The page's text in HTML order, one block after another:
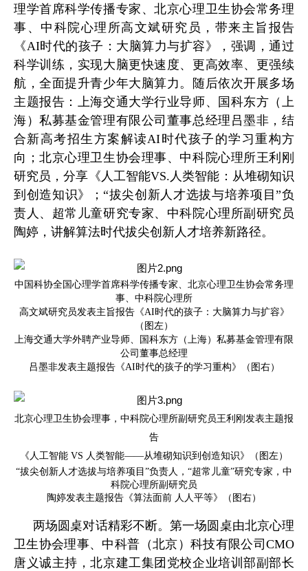
理学首席科学传播专家、北京心理卫生协会常务理
事、中科院心理所高文斌研究员，带来主旨报告
《AI时代的孩子：大脑算力与扩容》，强调，通过
科学训练，实现大脑更快速度、更高效率、更强续
航，全面提升青少年大脑算力。随后依次开展多场
主题报告：上海交通大学行业导师、国科东方（上
海）私募基金管理有限公司董事总经理吕墨非，结
合新高考招生方案解读AI时代孩子的学习重构方
向；北京心理卫生协会理事、中科院心理所王利刚
研究员，分享《人工智能VS.人类智能：从堆砌知识
到创造知识》；“拔尖创新人才选拔与培养项目”负
责人、超常儿童研究专家、中科院心理所副研究员
陶婷，讲解算法时代拔尖创新人才培养新路径。
中国科协全国心理学首席科学传播专家、北京心理卫生协会常务理
事、中科院心理所
高文斌研究员发表主旨报告《AI时代的孩子：大脑算力与扩容》
（图左）
上海交通大学外聘产业导师、国科东方（上海）私募基金管理有限
公司董事总经理
吕墨非发表主题报告《AI时代的孩子的学习重构》（图右）
北京心理卫生协会理事，中科院心理所副研究员王利刚发表主题报
告
《人工智能 VS 人类智能——从堆砌知识到创造知识》（图左）
“拔尖创新人才选拔与培养项目”负责人，“超常儿童”研究专家，中
科院心理所副研究员
陶婷发表主题报告《算法面前 人人平等》（图右）
两场圆桌对话精彩不断。第一场圆桌由北京心理
卫生协会理事、中科普（北京）科技有限公司CMO
唐义诚主持，北京建工集团党校企业培训部副部长